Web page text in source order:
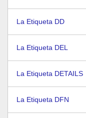
La Etiqueta DD
La Etiqueta DEL
La Etiqueta DETAILS
La Etiqueta DFN